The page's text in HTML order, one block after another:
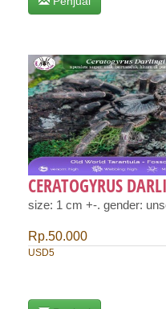
CERATOGYRUS
size: 1 cm +-. gender:
Rp.50.000
USD5